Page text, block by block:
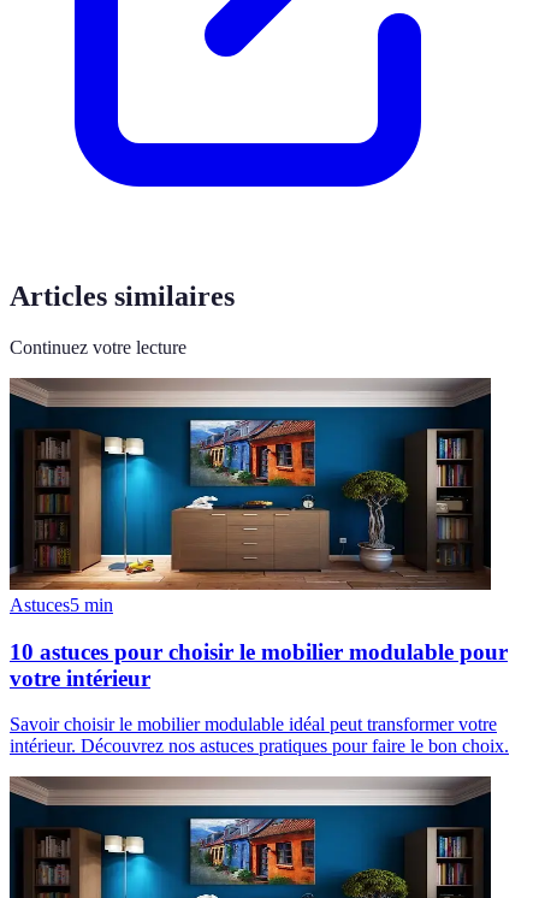
Articles similaires
Continuez votre lecture
Astuces5 min
10 astuces pour choisir le mobilier modulable pour
votre intérieur
Savoir choisir le mobilier modulable idéal peut transformer votre
intérieur. Découvrez nos astuces pratiques pour faire le bon choix.